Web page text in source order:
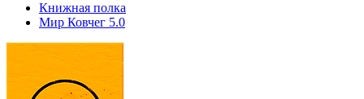
Книжная полка
Мир Ковчег 5.0